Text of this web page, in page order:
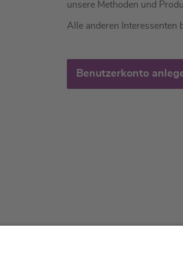
unsere Methoden und
Alle anderen Interessenten
Benutzerkonto